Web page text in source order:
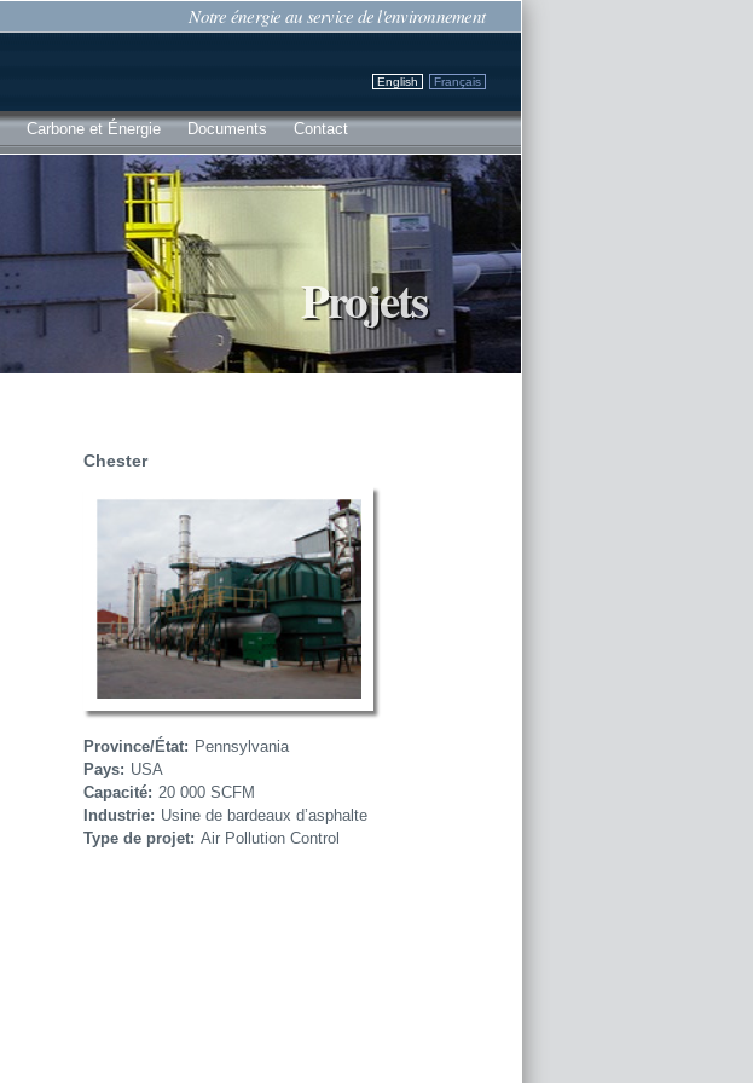
Notre énergie au service de l'environnement
English Français
Carbone et Énergie Documents Contact
Projets
Chester
Province/État: Pennsylvania
Pays: USA
Capacité: 20 000 SCFM
Industrie: Usine de bardeaux d’asphalte
Type de projet: Air Pollution Control